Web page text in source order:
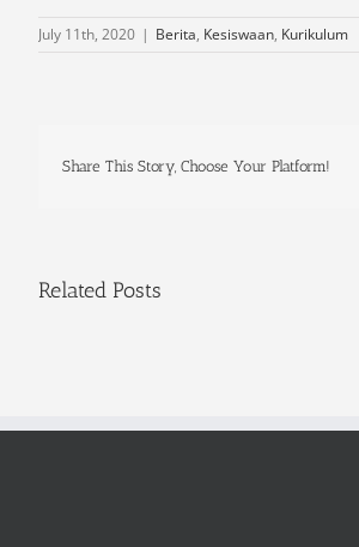
July 11th, 2020 | Berita, Kesiswaan, Kurikulum
Share This Story, Choose Your Platform!
Related Posts